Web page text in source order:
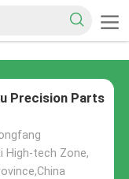
Precision Parts
High-tech Zone,